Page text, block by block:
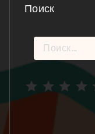
Поиск
Найти: